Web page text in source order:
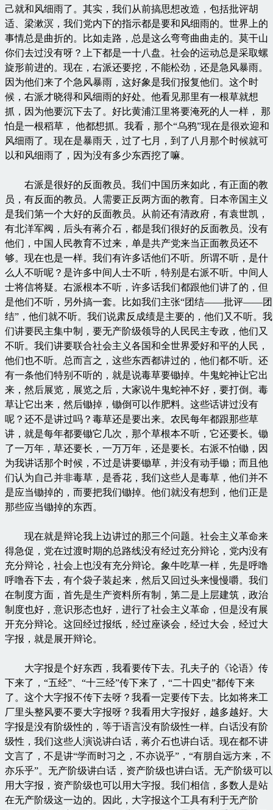
己就和风细雨了。其实，我们从前搞思想改造，包括批评胡
适、梁漱溟，我们党内下的指示都是要和风细雨的。世界上的
事情总是曲折的。比如走路，总是这么弯弯曲曲走的。莫干山
你们去过没有呀？上下都是一十八盘。社会的运动总是采取螺
旋形前进的。现在，右派还要挖，不能松劲，还是急风暴雨。
因为他们来了个急风暴雨，这好象是我们报复他们。这个时
候，右派才晓得和风细雨的好处。他看见那里有一根草就想
抓，因为他要沉下去了。好比黄浦江里将要淹死的人一样， 那
怕是一根稻草， 他都想抓。我看，那个“乌鸦”现在是很欢迎和
风细雨了。现在是暴雨天，过了七月，到了八月那个时候就可
以和风细雨了，因为没有多少东西挖了嘛。
右派是很好的反面教员。我们中国历来如此，有正面的教
员，有反面的教员。人需要正反两方面的教育。日本帝国主义
是我们第一个大好的反面教员。从前还有清政府，有袁世凯，
有北洋军阀，后头有蒋介石，都是我们很好的反面教员。没有
他们，中国人民教育不过来，单是共产党来当正面教员还不
够。现在也是一样。我们有许多话他们不听。所谓不听，是什
么人不听呢？是许多中间人士不听，特别是右派不听。中间人
士将信将疑。右派根本不听，许多话我们都跟他们讲了的，但
是他们不听，另外搞一套。比如我们主张“团结——批评——团
结”，他们就不听。我们说肃反成绩是主要的，他们又不听。我
们讲要民主集中制，要无产阶级领导的人民民主专政，他们又
不听。我们讲要联合社会主义各国和全世界爱好和平的人民，
他们也不听。总而言之，这些东西都讲过的，他们都不听。还
有一条他们特别不听的，就是说毒草要锄掉。牛鬼蛇神让它出
来，然后展览，展览之后，大家说牛鬼蛇神不好，要打倒。毒
草让它出来，然后锄掉，锄倒可以作肥料。这些话讲过没有
呢？还不是讲过吗？毒草还是要出来。农民每年都跟那些草
讲，就是每年都要锄它几次，那个草根本不听，它还要长。锄
了一万年，草还要长，一万万年，还是要长。右派不怕锄，因
为我讲话那个时候，不过是讲要锄草，并没有动手锄；而且他
们认为自己并非毒草，是香花，我们这些人是毒草，他们并不
是应当锄掉的，而要把我们锄掉。他们就没有想到，他们正是
那些应当锄掉的东西。
现在就是辩论我上边讲过的那三个问题。社会主义革命来
得急促，党在过渡时期的总路线没有经过充分辩论，党内没有
充分辩论，社会上也没有充分辩论。象牛吃草一样，先是呼噜
呼噜吞下去，有个袋子装起来，然后又回过头来慢慢嚼。我们
在制度方面，首先是生产资料所有制，第二是上层建筑，政治
制度也好，意识形态也好，进行了社会主义革命，但是没有展
开充分辩论。这回经过报纸，经过座谈会，经过大会，经过大
字报，就是展开辩论。
大字报是个好东西，我看要传下去。孔夫子的《论语》传
下来了，“五经”、“十三经”传下来了，“二十四史”都传下来
了。这个大字报不传下去呀？我看一定要传下去。比如将来工
厂里头整风要不要大字报呀？我看用大字报好，越多越好。大
字报是没有阶级性的，等于语言没有阶级性一样。白话没有阶
级性，我们这些人演说讲白话，蒋介石也讲白话。现在都不讲
文言了，不是讲“学而时习之，不亦说乎”，“有朋自远方来，不
亦乐乎”。无产阶级讲白话，资产阶级也讲白话。无产阶级可以
用大字报，资产阶级也可以用大字报。我们相信，多数人是站
在无产阶级这一边的。因此，大字报这个工具有利于无产阶